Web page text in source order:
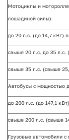
Мотоциклы и
лошадиной силы):
до 20 л.с. (до 14,7 кВт)
свыше 20 л.с. до 35 л.с.
свыше 35 л.с. (свыше
Автобусы с мощностью
до 200 л.с. (до 147,1
свыше 200 л.с. (свыше
Грузовые автомобили